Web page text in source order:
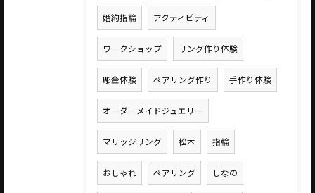
婚約指輪 アクティビティ
ワークショップ リング作り体験
彫金体験 ペアリング作り 手作り体験
オーダーメイドジュエリー
マリッジリング 松本 指輪
おしゃれ ペアリング しなの